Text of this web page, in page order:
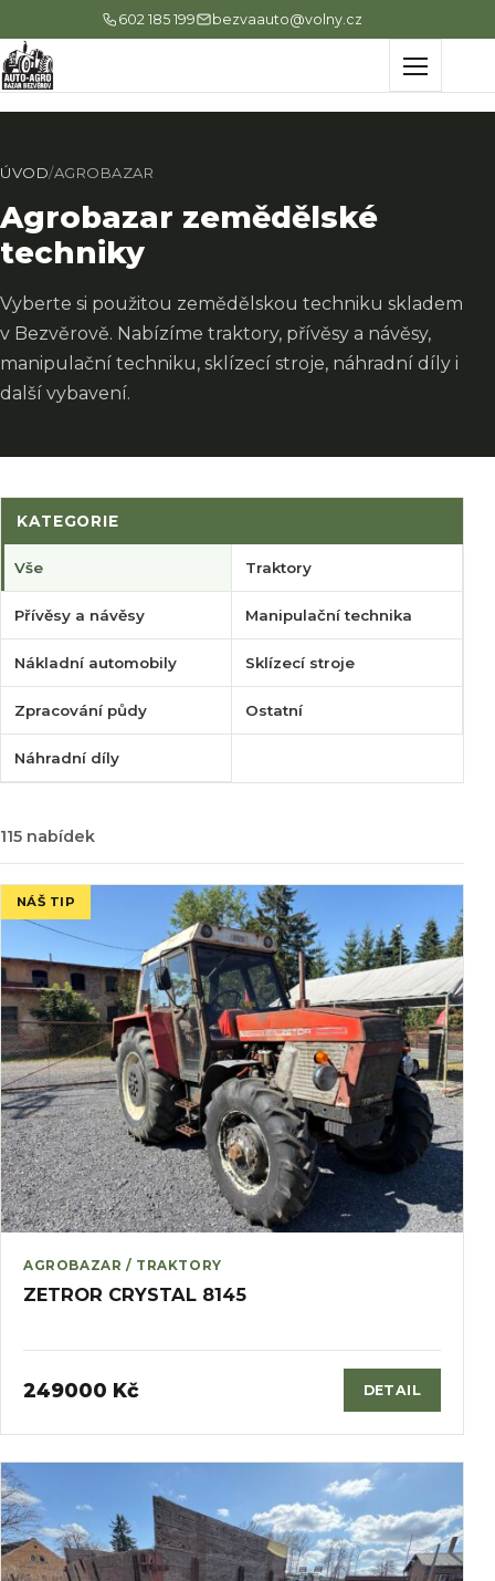
602 185 199 bezvaauto@volny.cz
Menu
ÚVOD/AGROBAZAR
Agrobazar zemědělské
techniky
Vyberte si použitou zemědělskou techniku skladem
v Bezvěrově. Nabízíme traktory, přívěsy a návěsy,
manipulační techniku, sklízecí stroje, náhradní díly i
další vybavení.
KATEGORIE
Vše Traktory
Přívěsy a návěsy Manipulační technika
Nákladní automobily Sklízecí stroje
Zpracování půdy Ostatní
Náhradní díly
115 nabídek
NÁŠ TIP
AGROBAZAR / TRAKTORY
ZETROR CRYSTAL 8145
249000 Kč DETAIL